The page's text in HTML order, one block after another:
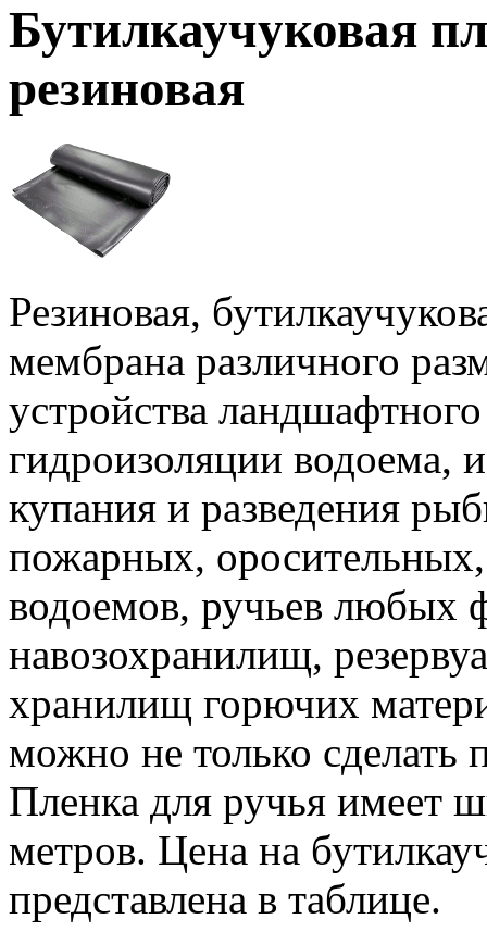
Бутилкаучуковая
резиновая
Резиновая,
мембрана различного
устройства
гидроизоляции водоема,
купания и разведения
пожарных,
водоемов, ручьев любых
навозохранилищ,
хранилищ горючих
можно не только сделать
Пленка для ручья имеет
метров. Цена на
представлена в таблице.